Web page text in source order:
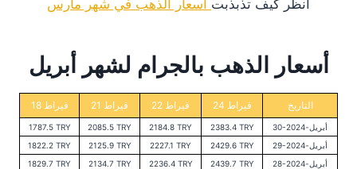
انظر كيف تذبذبت أسعار الذهب في شهر مارس
أسعار الذهب بالجرام لشهر أبريل
18 قيراط 21 قيراط 22 قيراط 24 قيراط التاريخ
1787.5 TRY 2085.5 TRY 2184.8 TRY 2383.4 TRY
30-أبريل-2024
1822.2 TRY
2125.9 TRY 2227.1 TRY 2429.6 TRY
29-أبريل-2024
1829.7 TRY
2134.7 TRY 2236.4 TRY 2439.7 TRY
28-أبريل-2024